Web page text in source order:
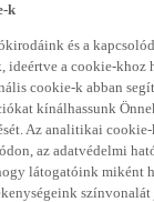
k
és a
a cookie-khoz
cookie-k abban
kínálhassunk
Az analitikai
az adatvédelmi
látogatóink